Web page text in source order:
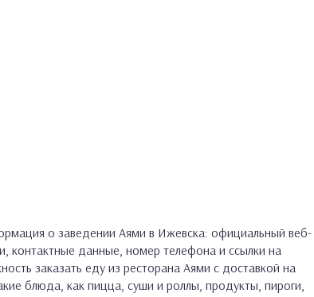
о заведении Аями в Ижевска: официальный веб-
контактные данные, номер телефона и ссылки на
заказать еду из ресторана Аями с доставкой на
блюда, как пицца, суши и роллы, продукты, пироги,